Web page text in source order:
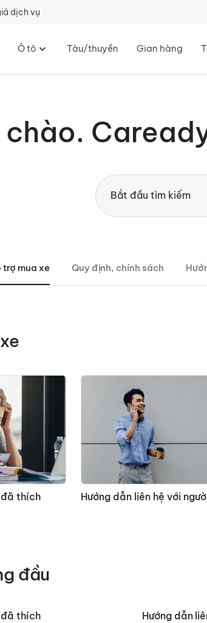
dịch vụ
Ô tô Tàu/thuyền Gian hàng
chào.
trợ mua xe Quy định, chính sách
đã thích Hướng dẫn liên hệ với
đầu
đã thích Hướng dẫn